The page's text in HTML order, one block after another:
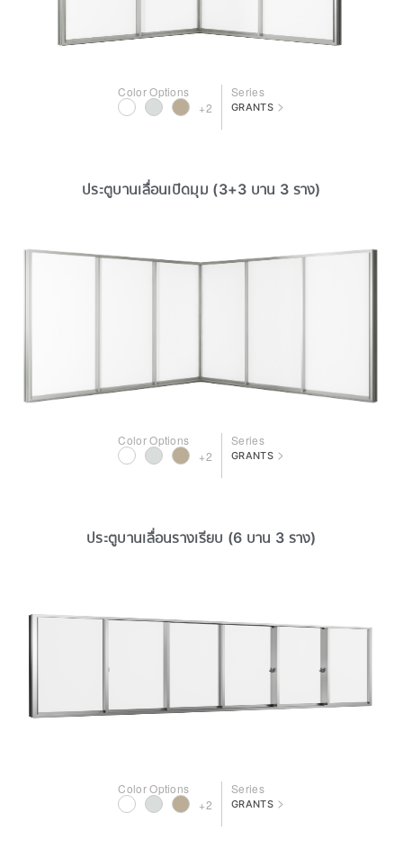
Color Options
+2
Series
GRANTS >
ประตูบานเลื่อนเปิดมุม (3+3 บาน 3 ราง)
Color Options
+2
Series
GRANTS >
ประตูบานเลื่อนรางเรียบ (6 บาน 3 ราง)
Color Options
+2
Series
GRANTS >